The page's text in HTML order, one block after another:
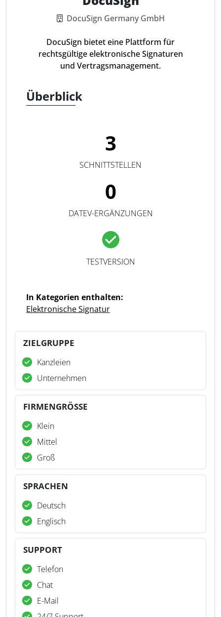
DocuSign Germany GmbH
DocuSign bietet eine Plattform für
rechtsgültige elektronische Signaturen
und Vertragsmanagement.
Überblick
3
SCHNITTSTELLEN
0
DATEV-ERGÄNZUNGEN
TESTVERSION
In Kategorien enthalten:
Elektronische Signatur
ZIELGRUPPE
Kanzleien
Unternehmen
FIRMENGRÖSSE
Klein
Mittel
Groß
SPRACHEN
Deutsch
Englisch
SUPPORT
Telefon
Chat
E-Mail